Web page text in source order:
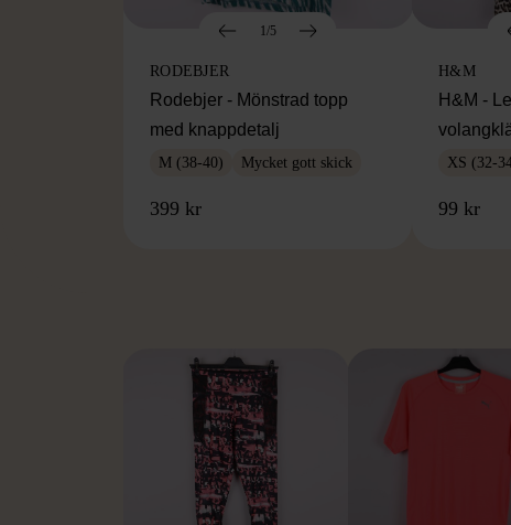
1/5
RODEBJER
Rodebjer - Mönstrad topp
med knappdetalj
M (38-40) Mycket gott skick
399 kr
H&M
H&M -
XS (32-
99 kr